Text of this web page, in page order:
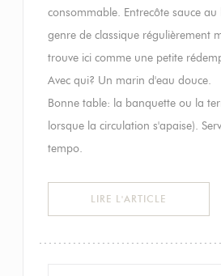
consommable. Entrecôte sauce au
genre de classique régulièrement
trouve ici comme une petite
Avec qui? Un marin d'eau douce.
Bonne table: la banquette ou la
lorsque la circulation s'apaise).
tempo.
LIRE L'ARTICLE